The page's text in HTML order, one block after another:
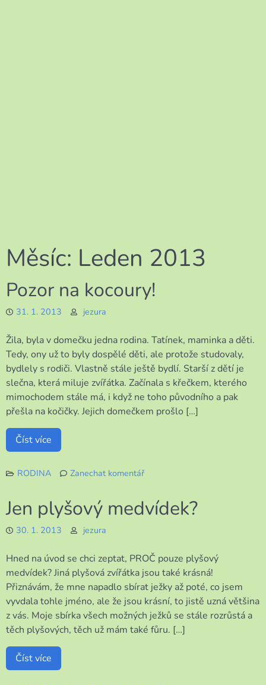
Měsíc: Leden 2013
Pozor na kocoury!
31. 1. 2013 jezura
Žila, byla v domečku jedna rodina. Tatínek, maminka a děti.
Tedy, ony už to byly dospělé děti, ale protože studovaly,
bydlely s rodiči. Vlastně stále ještě bydlí. Starší z dětí je
slečna, která miluje zvířátka. Začínala s křečkem, kterého
mimochodem stále má, i když ne toho původního a pak
přešla na kočičky. Jejich domečkem prošlo […]
Číst více
RODINA
Zanechat komentář
na
Jen plyšový medvídek?
30. 1. 2013 jezura
Hned na úvod se chci zeptat, PROČ pouze plyšový
medvídek? Jiná plyšová zvířátka jsou také krásná!
Přiznávám, že mne napadlo sbírat ježky až poté, co jsem
vyvdala tohle jméno, ale že jsou krásní, to jistě uzná většina
z vás. Moje sbírka všech možných ježků se stále rozrůstá a
těch plyšových, těch už mám také fůru. […]
Číst více